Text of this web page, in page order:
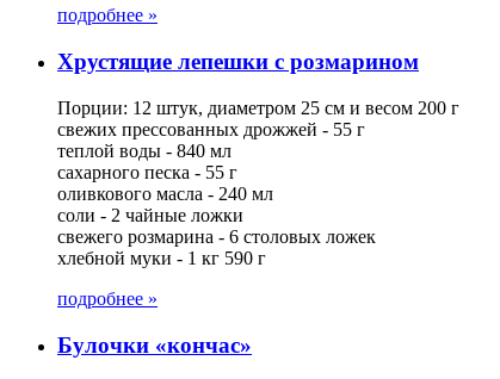
подробнее »
Хрустящие лепешки с розмарином
Порции: 12 штук, диаметром 25 см и весом 200 г
свежих прессованных дрожжей - 55 г
теплой воды - 840 мл
сахарного песка - 55 г
оливкового масла - 240 мл
соли - 2 чайные ложки
свежего розмарина - 6 столовых ложек
хлебной муки - 1 кг 590 г
подробнее »
Булочки «кончас»